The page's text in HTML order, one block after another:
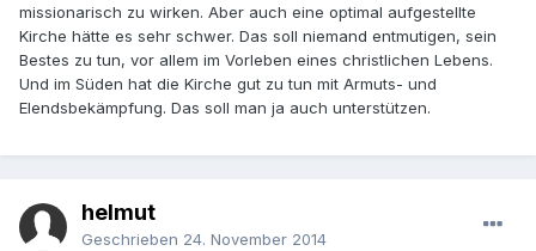
missionarisch zu wirken. Aber auch eine optimal aufgestellte
Kirche hätte es sehr schwer. Das soll niemand entmutigen, sein
Bestes zu tun, vor allem im Vorleben eines christlichen Lebens.
Und im Süden hat die Kirche gut zu tun mit Armuts- und
Elendsbekämpfung. Das soll man ja auch unterstützen.
helmut
Geschrieben 24. November 2014